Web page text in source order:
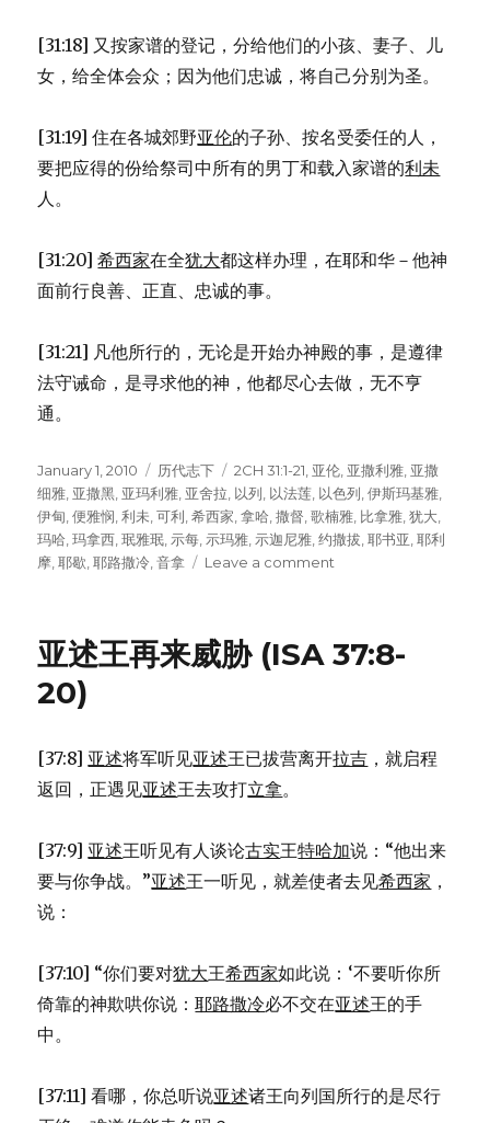
[31:18] 又按家谱的登记，分给他们的小孩、妻子、儿
女，给全体会众；因为他们忠诚，将自己分别为圣。
[31:19] 住在各城郊野亚伦的子孙、按名受委任的人，
要把应得的份给祭司中所有的男丁和载入家谱的利未
人。
[31:20]希西家在全犹大都这样办理，在耶和华－他神
面前行良善、正直、忠诚的事。
[31:21] 凡他所行的，无论是开始办神殿的事，是遵律
法守诫命，是寻求他的神，他都尽心去做，无不亨
通。
Posted
on
January 1, 2010 Categories
历代志下 Tags
2CH 31:1-21 亚伦 亚撒利雅 亚撒
细雅 亚撒黑 亚玛利雅 亚舍拉 以列 以法莲 以色列 ,伊斯玛基雅
伊甸 ,便雅悯 ,利未 ,可利 ,希西家 ,拿哈 ,撒督 ,歌楠雅 比拿雅 ,犹大
玛哈 ,玛拿西 ,珉雅珉 示每 示玛雅 示迦尼雅 ,约撒拔 ,耶书亚 ,耶利
摩 ,耶歇 ,耶路撒冷 ,音拿 Leave a comment
的
31:1-
21)
亚述王再来威胁 (ISA 37:8-
20)
[37:8] 亚述将军听见亚述王已拔营离开拉吉 ，就启程
返回，正遇见亚述王去攻打立拿。
[37:9] 亚述王听见有人谈论古实王特哈加说：“他出来
要与你争战。”亚述王一听见，就差使者去见希西家 ，
说：
[37:10] “你们要对犹大王希西家如此说：‘不要听你所
倚靠的神欺哄你说：耶路撒冷必不交在亚述王的手
中。
[37:11] 看哪，你总听说亚述诸王向列国所行的是尽行